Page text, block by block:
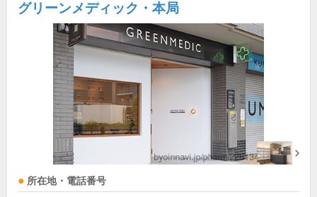
グリーンメディック・本局
所在地・電話番号